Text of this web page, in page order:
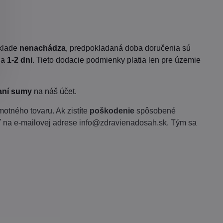
nenachádza, predpokladaná doba doručenia sú
1-2 dni. Tieto dodacie podmienky platia len pre územie
sumy na náš účet.
tovaru. Ak zistíte poškodenie spôsobené
na e-mailovej adrese info@zdravienadosah.sk. Tým sa